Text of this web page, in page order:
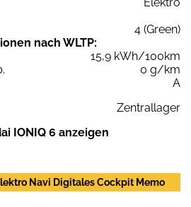
4 (Green)
nach WLTP:
15,9 kWh/100km
0 g/km
A
Zentrallager
IONIQ 6 anzeigen
Navi Digitales Cockpit Memo